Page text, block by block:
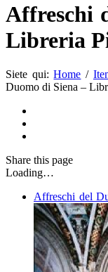
Affreschi
Libreria
Siete qui: Home /
Duomo di Siena –
Share this page
Loading…
Affreschi del